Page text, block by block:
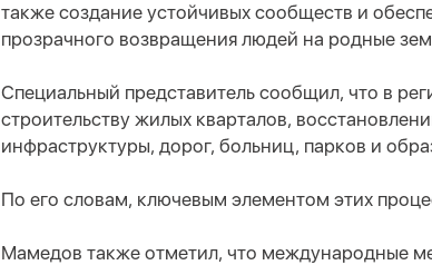
также создание устойчивых сообществ и
прозрачного возвращения людей на родные
Специальный представитель сообщил, что в
строительству жилых кварталов,
инфраструктуры, дорог, больниц, парков и
По его словам, ключевым элементом этих
Мамедов также отметил, что международные